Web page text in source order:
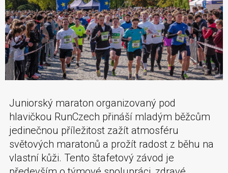
Juniorský maraton organizovaný pod
hlavičkou RunCzech přináší mladým běžcům
jedinečnou příležitost zažít atmosféru
světových maratonů a prožít radost z běhu na
vlastní kůži. Tento štafetový závod je